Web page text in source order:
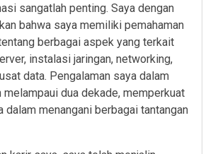
sangatlah penting. Saya dengan
bahwa saya memiliki pemahaman
berbagai aspek yang terkait
instalasi jaringan, networking,
data. Pengalaman saya dalam
dua dekade, memperkuat
dalam menangani berbagai tantangan